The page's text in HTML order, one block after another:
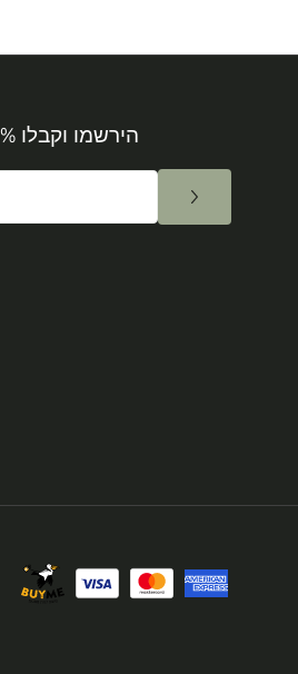
הירשמו וקבלו 10% הנחה להזמנה הבאה